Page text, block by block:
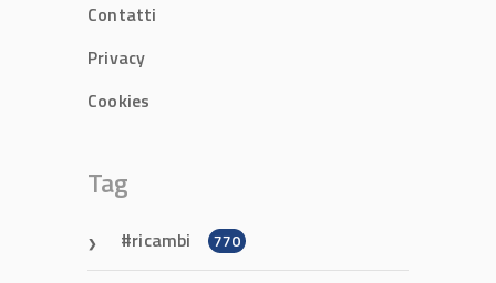
Contatti
Privacy
Cookies
Tag
ricambi 770